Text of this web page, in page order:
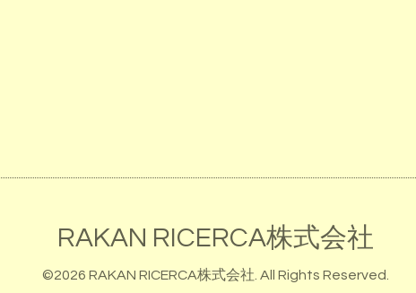
RAKAN RICERCA株式会社
©2026 RAKAN RICERCA株式会社. All Rights Reserved.